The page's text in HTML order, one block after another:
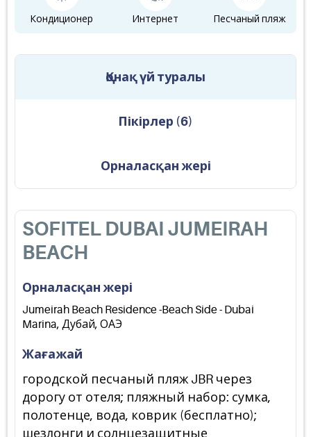
Кондиционер Интернет Песчаный пляж
Қонақ үй туралы
Пікірлер (6)
Орналасқан жері
SOFITEL DUBAI JUMEIRAH
BEACH
Орналасқан жері
Jumeirah Beach Residence -Beach Side - Dubai
Marina, Дубай, ОАЭ
Жағажай
городской песчаный пляж JBR через
дорогу от отеля; пляжный набор: сумка,
полотенце, вода, коврик (бесплатно);
шезлонги и солнцезащитные